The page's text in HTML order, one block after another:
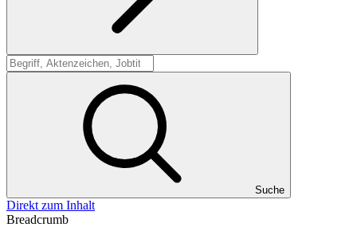
Suche
Suche
Direkt zum Inhalt
Breadcrumb